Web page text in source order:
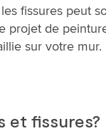
fissures peut
projet de
sur votre mur.
et fissures?